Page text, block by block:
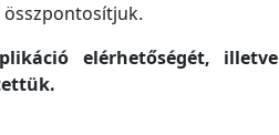
elérhetőségét,